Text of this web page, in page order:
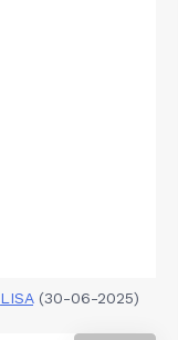
LISA(30-06-2025)